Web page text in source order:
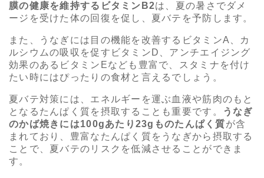
膜の健康を維持するビタミンB2は、夏の暑さでダメ
ージを受けた体の回復を促し、夏バテを予防します。
また、うなぎには目の機能を改善するビタミンA、カ
ルシウムの吸収を促すビタミンD、アンチエイジング
効果のあるビタミンEなども豊富で、スタミナを付け
たい時にはぴったりの食材と言えるでしょう。
夏バテ対策には、エネルギーを運ぶ血液や筋肉のもと
となるたんぱく質を摂取することも重要です。
うなぎ
のかば焼きには100gあたり23gものたんぱく質が含
まれており、豊富なたんぱく質をうなぎから摂取する
ことで、夏バテのリスクを低減させることができま
す。